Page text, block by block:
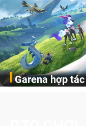
Garena hợp